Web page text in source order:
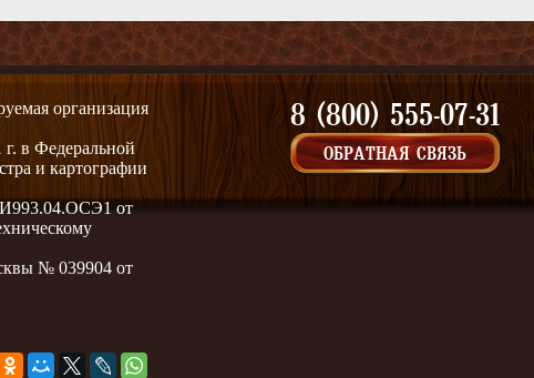
организация
в Федеральной
и картографии
от
№ 039904 от
8 (800) 555-07-31
ОБРАТНАЯ СВЯЗЬ